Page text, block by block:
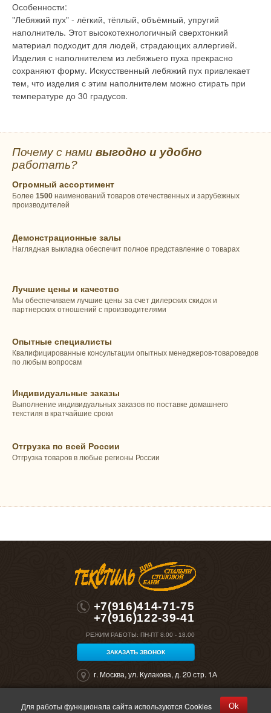
Особенности:
"Лебяжий пух" - лёгкий, тёплый, объёмный, упругий
наполнитель. Этот высокотехнологичный сверхтонкий
материал подходит для людей, страдающих аллергией.
Изделия с наполнителем из лебяжьего пуха прекрасно
сохраняют форму. Искусственный лебяжий пух привлекает
тем, что изделия с этим наполнителем можно стирать при
температуре до 30 градусов.
Почему с нами выгодно и удобно
работать?
Огромный ассортимент
Более 1500 наименований товаров отечественных и зарубежных
производителей
Демонстрационные залы
Наглядная выкладка обеспечит полное представление о товарах
Лучшие цены и качество
Мы обеспечиваем лучшие цены за счет дилерских скидок и
партнерских отношений с производителями
Опытные специалисты
Квалифицированные консультации опытных менеджеров-товароведов
по любым вопросам
Индивидуальные заказы
Выполнение индивидуальных заказов по поставке домашнего
текстиля в кратчайшие сроки
Отгрузка по всей России
Отгрузка товаров в любые регионы России
+7(916)414-71-75
+7(916)122-39-41
РЕЖИМ РАБОТЫ: ПН-ПТ 8:00 - 18.00
ЗАКАЗАТЬ ЗВОНОК
г. Москва, ул. Кулакова, д. 20 стр. 1А
Для работы функционала сайта используются Cookies Ok